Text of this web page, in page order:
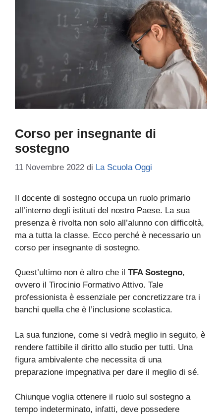
Corso per insegnante di
sostegno
11 Novembre 2022 di La Scuola Oggi
Il docente di sostegno occupa un ruolo primario
all’interno degli istituti del nostro Paese. La sua
presenza è rivolta non solo all’alunno con difficoltà,
ma a tutta la classe. Ecco perché è necessario un
corso per insegnante di sostegno.
Quest’ultimo non è altro che il TFA Sostegno,
ovvero il Tirocinio Formativo Attivo. Tale
professionista è essenziale per concretizzare tra i
banchi quella che è l’inclusione scolastica.
La sua funzione, come si vedrà meglio in seguito, è
rendere fattibile il diritto allo studio per tutti. Una
figura ambivalente che necessita di una
preparazione impegnativa per dare il meglio di sé.
Chiunque voglia ottenere il ruolo sul sostegno a
tempo indeterminato, infatti, deve possedere